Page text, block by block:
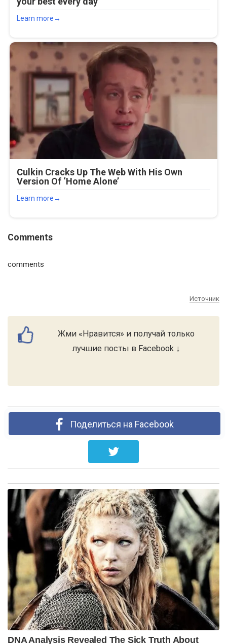
Comments
comments
Источник
Жми «Нравится» и получай только
лучшие посты в Facebook ↓
Поделиться на Facebook